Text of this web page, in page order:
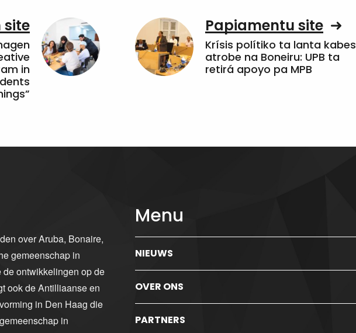
site
in
Papiamentu site
Krísis polítiko ta lanta kabes
atrobe na Boneiru: UPB ta
retirá apoyo pa MPB
over Aruba, Bonaire,
gemeenschap in
ontwikkelingen op de
ook de Antilliaanse en
in Den Haag die
in
Menu
NIEUWS
OVER ONS
PARTNERS